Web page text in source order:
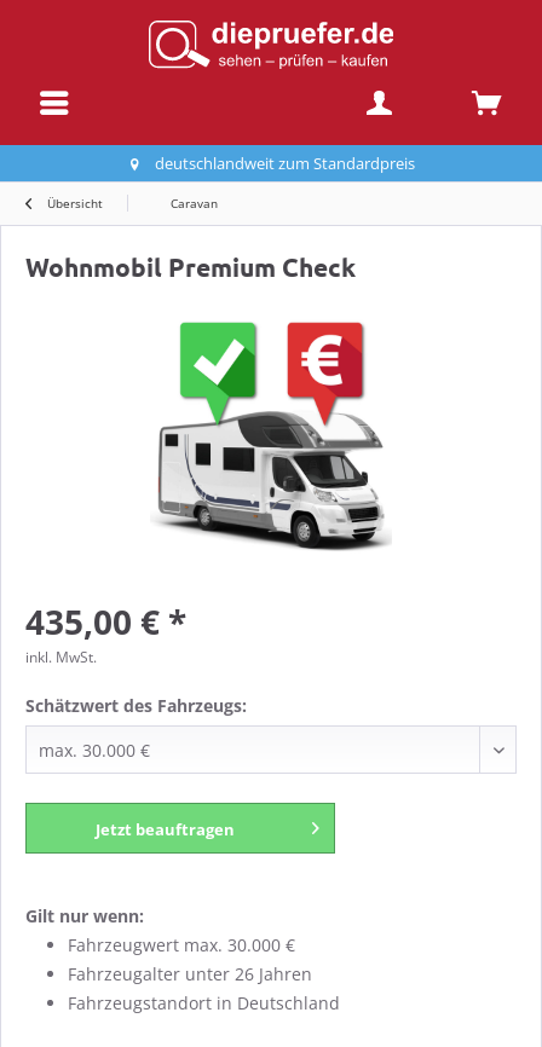
deutschlandweit zum Standardpreis
Übersicht Caravan
Wohnmobil Premium Check
435,00 € *
inkl. MwSt.
Schätzwert des Fahrzeugs:
Jetzt beauftragen
Gilt nur wenn:
Fahrzeugwert max. 30.000 €
Fahrzeugalter unter 26 Jahren
Fahrzeugstandort in Deutschland